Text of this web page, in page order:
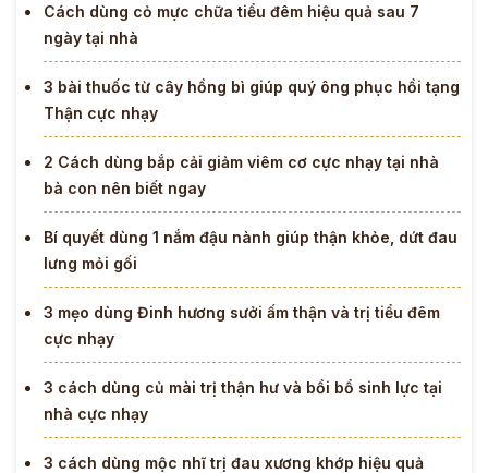
Cách dùng cỏ mực chữa tiểu đêm hiệu quả sau 7
ngày tại nhà
3 bài thuốc từ cây hồng bì giúp quý ông phục hồi tạng
Thận cực nhạy
2 Cách dùng bắp cải giảm viêm cơ cực nhạy tại nhà
bà con nên biết ngay
Bí quyết dùng 1 nắm đậu nành giúp thận khỏe, dứt đau
lưng mỏi gối
3 mẹo dùng Đinh hương sưởi ấm thận và trị tiểu đêm
cực nhạy
3 cách dùng củ mài trị thận hư và bồi bổ sinh lực tại
nhà cực nhạy
3 cách dùng mộc nhĩ trị đau xương khớp hiệu quả